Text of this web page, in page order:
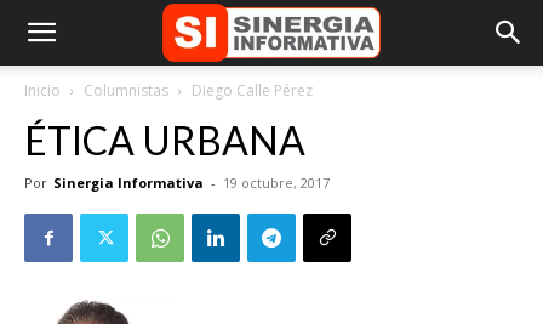
Inicio Columnistas Diego Calle Pérez
ÉTICA URBANA
Por Sinergia Informativa - 19 octubre, 2017